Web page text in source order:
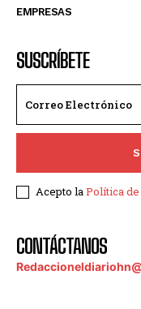
EMPRESAS
SUSCRÍBETE
Acepto laPolítica
CONTÁCTANOS